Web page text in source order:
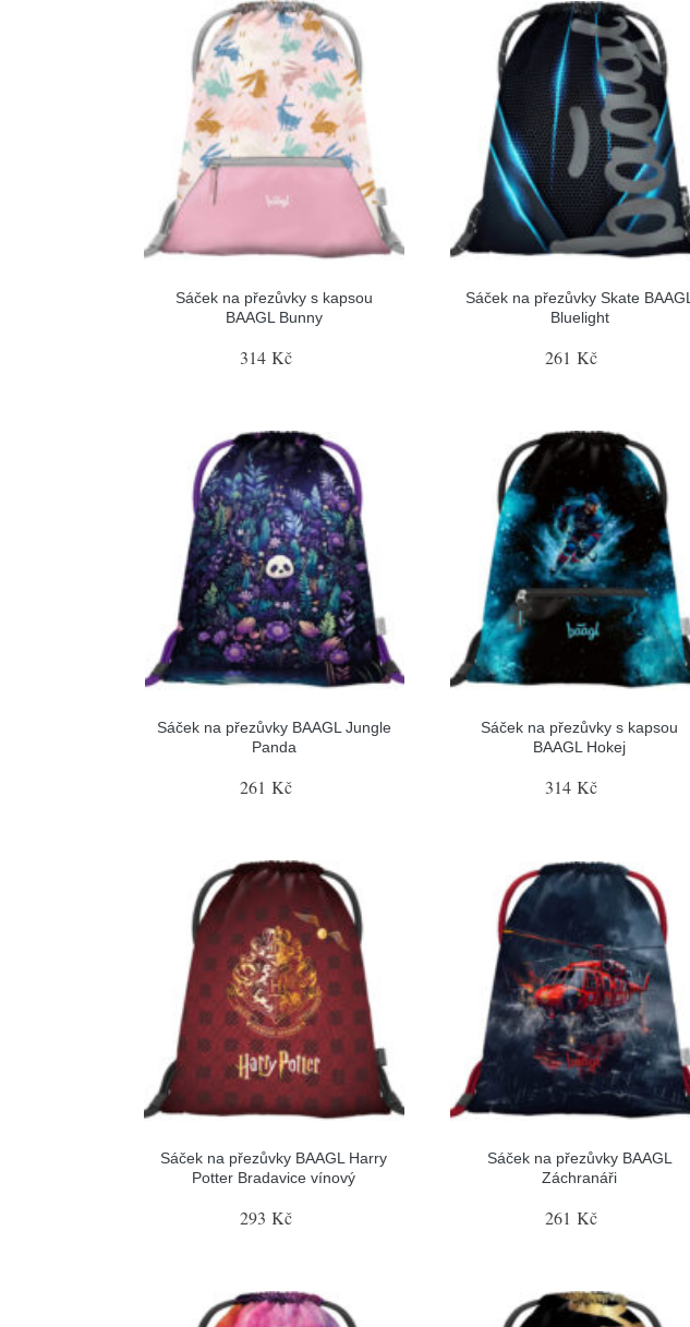
Sáček na přezůvky s kapsou
BAAGL Bunny
314 Kč
Sáček na přezůvky Skate BAAGL
Bluelight
261 Kč
Sáček na přezůvky BAAGL Jungle
Panda
261 Kč
Sáček na přezůvky s kapsou
BAAGL Hokej
314 Kč
Sáček na přezůvky BAAGL Harry
Potter Bradavice vínový
293 Kč
Sáček na přezůvky BAAGL
Záchranáři
261 Kč